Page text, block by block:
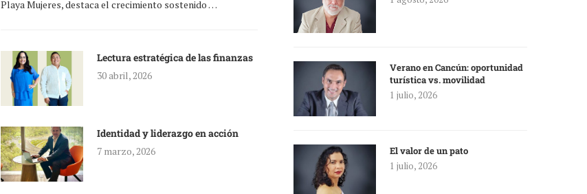
Playa Mujeres, destaca el crecimiento sostenido …
Lectura estratégica de las finanzas
30 abril, 2026
Identidad y liderazgo en acción
7 marzo, 2026
Verano en Cancún: oportunidad
turística vs. movilidad
1 julio, 2026
El valor de un pato
1 julio, 2026